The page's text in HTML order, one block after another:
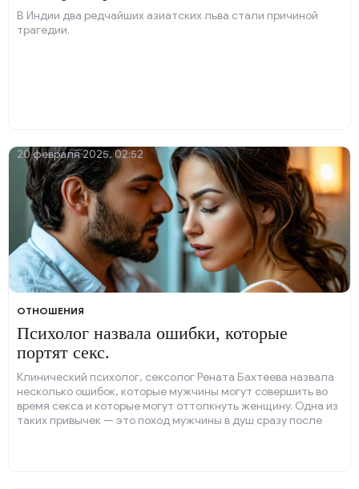
В Индии два редчайших азиатских льва стали причиной
трагедии.
ОТНОШЕНИЯ
Психолог назвала ошибки, которые
портят секс.
Клинический психолог, сексолог Рената Бахтеева назвала
несколько ошибок, которые мужчины могут совершить во
время секса и которые могут оттолкнуть женщину. Одна из
таких привычек — это поход мужчины в душ сразу после
20 февраля 2025, 02:52